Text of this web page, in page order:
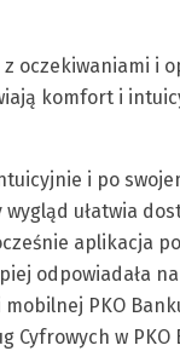
oczekiwaniami i
komfort i
i po
ułatwia
aplikacja
odpowiadała
PKO
Cyfrowych w PKO